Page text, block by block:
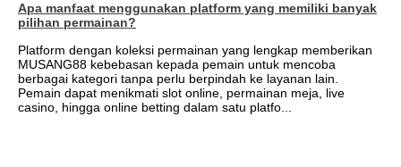
Apa manfaat menggunakan platform yang memiliki banyak
pilihan permainan?
Platform dengan koleksi permainan yang lengkap memberikan
MUSANG88 kebebasan kepada pemain untuk mencoba
berbagai kategori tanpa perlu berpindah ke layanan lain.
Pemain dapat menikmati slot online, permainan meja, live
casino, hingga online betting dalam satu platfo...